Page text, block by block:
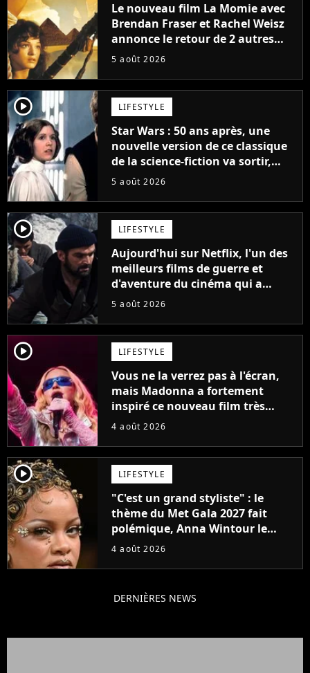
Le nouveau film La Momie avec
Brendan Fraser et Rachel Weisz
annonce le retour de 2 autres
personnages emblématiques de
5 août 2026
player2 LIFESTYLE
Star Wars : 50 ans après, une
nouvelle version de ce classique
de la science-fiction va sortir,
mais on ne la verra jamais en
5 août 2026
player2 LIFESTYLE
Aujourd'hui sur Netflix, l'un des
meilleurs films de guerre et
d'aventure du cinéma qui a
connu un succès retentissant à
5 août 2026
player2 LIFESTYLE
Vous ne la verrez pas à l'écran,
mais Madonna a fortement
inspiré ce nouveau film très
attendu
4 août 2026
player2 LIFESTYLE
"C'est un grand styliste" : le
thème du Met Gala 2027 fait
polémique, Anna Wintour le
défend
4 août 2026
DERNIÈRES NEWS